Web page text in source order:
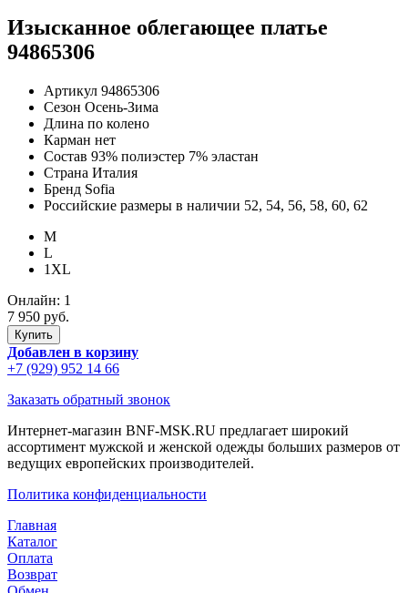
Изысканное облегающее платье
94865306
Артикул 94865306
Сезон Осень-Зима
Длина по колено
Карман нет
Состав 93% полиэстер 7% эластан
Страна Италия
Бренд Sofia
Российские размеры в наличии 52, 54, 56, 58, 60, 62
M
L
1XL
Онлайн: 1
7 950 руб.
Добавлен в корзину
+7 (929) 952 14 66
Заказать обратный звонок
Интернет-магазин BNF-MSK.RU предлагает широкий
ассортимент мужской и женской одежды больших размеров от
ведущих европейских производителей.
Политика конфиденциальности
Главная
Каталог
Оплата
Возврат